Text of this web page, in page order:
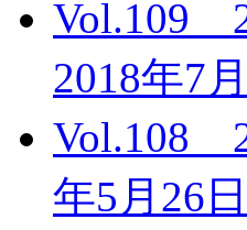
Vol.109
2018年7
Vol.108
年5月26